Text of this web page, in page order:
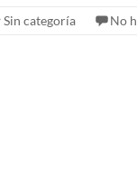
Sin categoría No